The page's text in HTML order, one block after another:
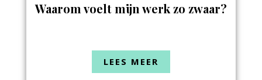
Waarom voelt mijn werk zo zwaar?
LEES MEER